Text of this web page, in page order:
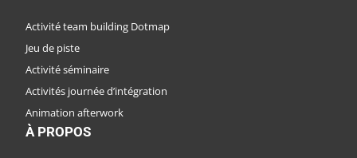
Activité team building Dotmap
Jeu de piste
Activité séminaire
Activités journée d’intégration
Animation afterwork
À PROPOS